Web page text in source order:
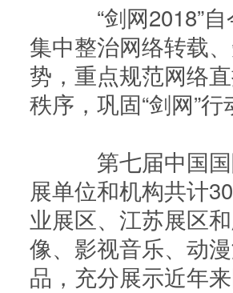
“剑网2018”自
集中整治网络转载
势，重点规范网络
秩序，巩固“剑网”行
第七届中国国
展单位和机构共计
业展区、江苏展区
像、影视音乐、动
品，充分展示近年